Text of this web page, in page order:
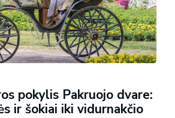
pokylis Pakruojo dvare:
ir šokiai iki vidurnakčio